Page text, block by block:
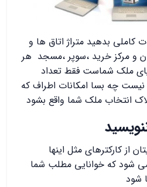
بدهید متراژ اتاق ها و
و مرکز خرید ،سوپر ،مسجد هر
ملک شماست فقط تعداد
چه بسا امکانات اطراف که
انتخاب ملک شما واقع بشود
از کارکترهای مثل اینها
می شود که خوانایی مطلب شما
شود